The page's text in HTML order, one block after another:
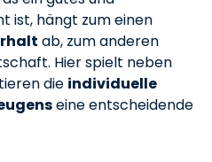
ist, hängt zum einen
ab, zum anderen
Hier spielt neben
die individuelle
eine entscheidende